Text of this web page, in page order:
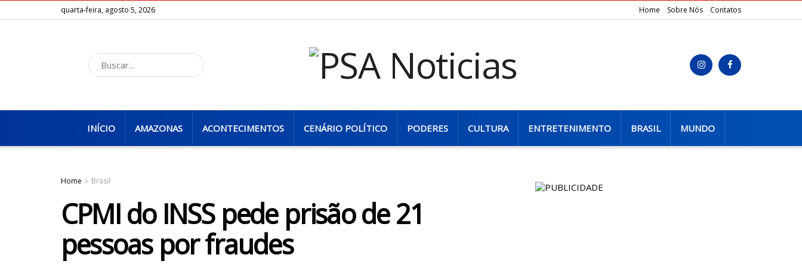
quarta-feira, agosto 5, 2026 Home Sobre Nós Contatos
INÍCIO AMAZONAS ACONTECIMENTOS CENÁRIO POLÍTICO PODERES CULTURA ENTRETENIMENTO BRASIL MUNDO
Home Brasil
CPMI do INSS pede prisão de 21
pessoas por fraudes